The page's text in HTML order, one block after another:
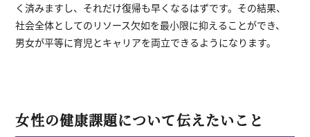
く済みますし、それだけ復帰も早くなるはずです。その結果、
社会全体としてのリソース欠如を最小限に抑えることができ、
男女が平等に育児とキャリアを両立できるようになります。
女性の健康課題について伝えたいこと